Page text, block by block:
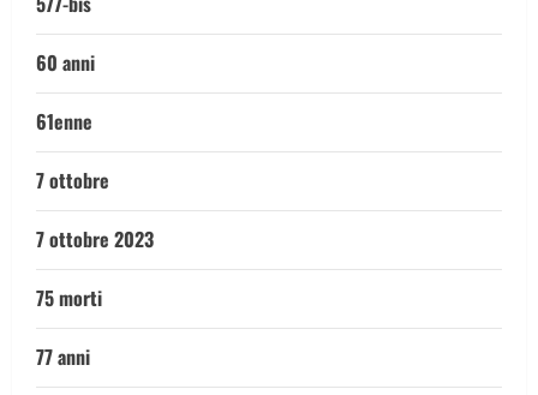
60 anni
61enne
7 ottobre
7 ottobre 2023
75 morti
77 anni